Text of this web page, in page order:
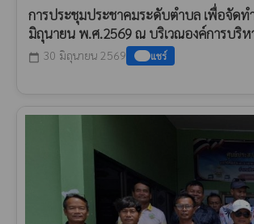
การประชุมประชาคมระดับตำบล เพื่อจัด
มิถุนายน พ.ศ.2569 ณ บริเวณองค์การบริ
calendar_today 30 มิถุนายน 2569 แชร์